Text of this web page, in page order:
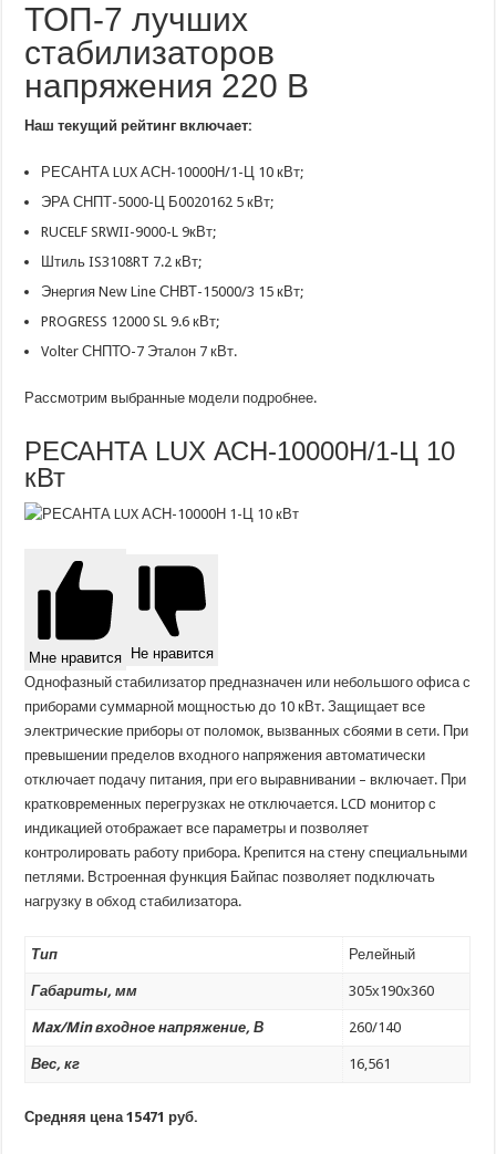
ТОП-7 лучших
стабилизаторов
напряжения 220 В
Наш текущий рейтинг включает:
РЕСАНТА LUX АСН-10000Н/1-Ц 10 кВт;
ЭРА СНПТ-5000-Ц Б0020162 5 кВт;
RUCELF SRWII-9000-L 9кВт;
Штиль IS3108RT 7.2 кВт;
Энергия New Line СНВТ-15000/3 15 кВт;
PROGRESS 12000 SL 9.6 кВт;
Volter СНПТО-7 Эталон 7 кВт.
Рассмотрим выбранные модели подробнее.
РЕСАНТА LUX АСН-10000Н/1-Ц 10
кВт
Мне нравится Не нравится
Однофазный стабилизатор предназначен или небольшого офиса с
приборами суммарной мощностью до 10 кВт. Защищает все
электрические приборы от поломок, вызванных сбоями в сети. При
превышении пределов входного напряжения автоматически
отключает подачу питания, при его выравнивании – включает. При
кратковременных перегрузках не отключается. LCD монитор с
индикацией отображает все параметры и позволяет
контролировать работу прибора. Крепится на стену специальными
петлями. Встроенная функция Байпас позволяет подключать
нагрузку в обход стабилизатора.
Тип Релейный
Габариты, мм 305х190х360
Max/Min входное напряжение, В 260/140
Вес, кг 16,561
Средняя цена 15471 руб.